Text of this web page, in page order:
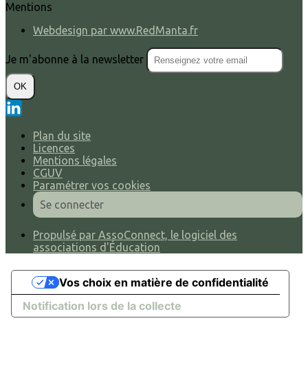
Mentions
Webdesign par www.RedManta.fr
Je m'abonne à la newsletter
OK
Plan du site
Licences
Mentions légales
CGUV
Paramétrer vos cookies
Se connecter
Propulsé par AssoConnect, le logiciel des
associations d'Éducation
Notification lors de la collecte
Vos choix en matière de confidentialité